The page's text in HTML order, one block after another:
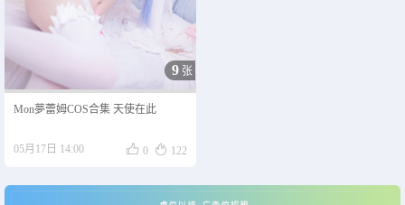
9 张
Mon夢蕾姆COS合集 天使在此
05月17日 14:00  0  122